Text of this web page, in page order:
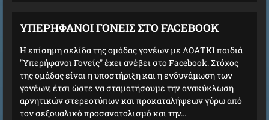
ΥΠΕΡΉΦΑΝΟΙ ΓΟΝΕΊΣ ΣΤΟ FACEBOOK
Η επίσημη σελίδα της ομάδας γονέων με ΛΟΑΤΚΙ παιδιά
"Υπερήφανοι Γονείς" έχει ανέβει στο Facebook. Στόχος
της ομάδας είναι η υποστήριξη και η ενδυνάμωση των
γονέων, έτσι ώστε να σταματήσουμε την ανακύκλωση
αρνητικών στερεοτύπων και προκαταλήψεων γύρω από
τον σεξουαλικό προσανατολισμό και την...